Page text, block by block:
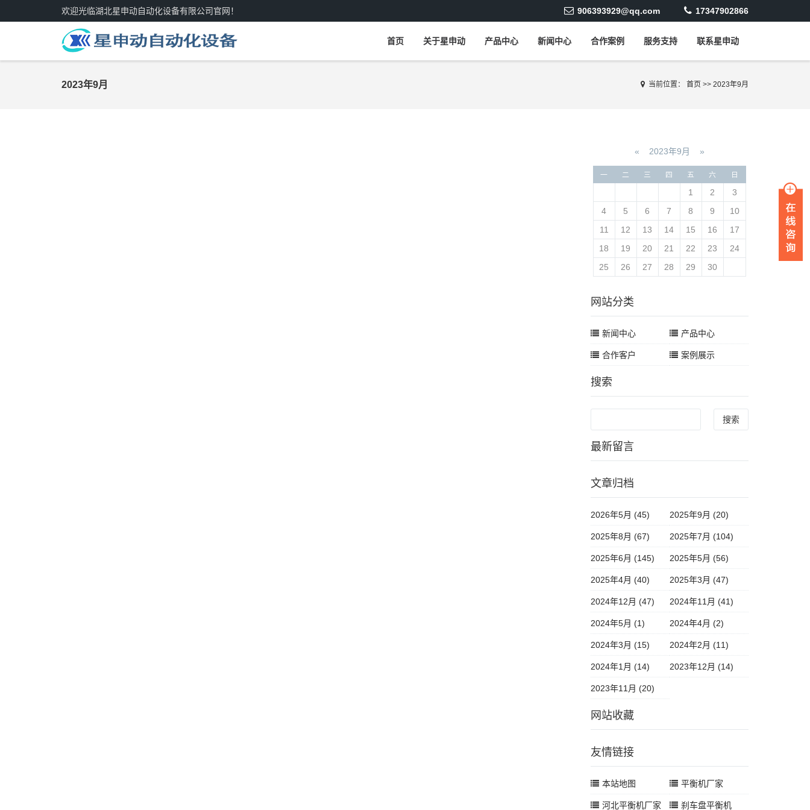
欢迎光临湖北星申动自动化设备有限公司官网！ 906393929@qq.com 17347902866
首页 关于星申动 产品中心 新闻中心 合作案例 服务支持 联系星申动
2023年9月 当前位置： 首页 >> 2023年9月
« 2023年9月 »
一 二 三 四 五 六 日
1 2
3
4
5 6 7 8 9
10
11
12 13 14 15 16
17
18
19 20 21 22 23
24
25
26 27 28 29 30
网站分类
新闻中心 产品中心
合作客户 案例展示
搜索
最新留言
文章归档
2026年5月 (45) 2025年9月 (20)
2025年8月 (67) 2025年7月 (104)
2025年6月 (145) 2025年5月 (56)
2025年4月 (40) 2025年3月 (47)
2024年12月 (47) 2024年11月 (41)
2024年5月 (1) 2024年4月 (2)
2024年3月 (15) 2024年2月 (11)
2024年1月 (14) 2023年12月 (14)
2023年11月 (20)
网站收藏
友情链接
本站地图 平衡机厂家
河北平衡机厂家 刹车盘平衡机